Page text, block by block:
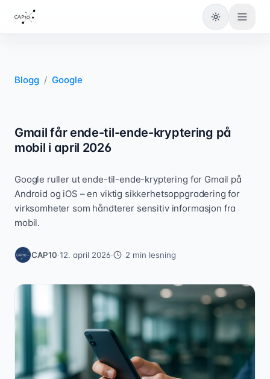
Bytt til lys
Blogg / Google
Gmail får ende-til-ende-kryptering på
mobil i april 2026
Google ruller ut ende-til-ende-kryptering for Gmail på
Android og iOS – en viktig sikkerhetsoppgradering for
virksomheter som håndterer sensitiv informasjon fra
mobil.
CAP10·12. april 2026· 2 min lesning